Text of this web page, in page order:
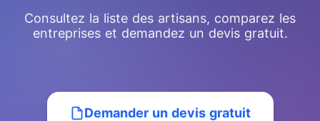
Consultez la liste des artisans, comparez les
entreprises et demandez un devis gratuit.
Demander un devis gratuit